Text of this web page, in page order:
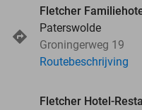
Fletcher
Paterswolde
Groningerweg 19
Routebeschrijving
Fletcher Hotel-